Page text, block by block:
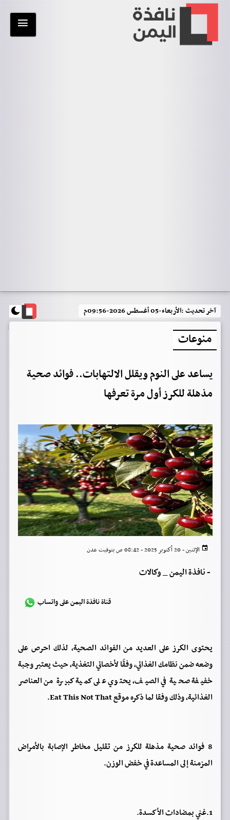
آخر تحديث :الأربعاء-05 أغسطس 2026-09:56م
منوعات
يساعد على النوم ويقلل الالتهابات.. فوائد صحية
مذهلة للكرز أول مرة تعرفها
الإثنين - 20 أكتوبر 2025 - 08:42 ص بتوقيت عدن
-نافذة اليمن _ وكالات
قناة نافذة اليمن على واتساب
يحتوى الكرز على العديد من الفوائد الصحية، لذلك احرص على
وضعه ضمن نظامك الغذائي، وفقًا لأخصائي التغذية، حيث يعتبر وجبة
خفيفة صحية في الصيف، يحتوي على كمية كبيرة من العناصر
الغذائية، وذلك وفقا لما ذكره موقع Eat This Not That.
8 فوائد صحية مذهلة للكرز من تقليل مخاطر الإصابة بالأمراض
المزمنة إلى المساعدة في خفض الوزن.
1.غني بمضادات الأكسدة.